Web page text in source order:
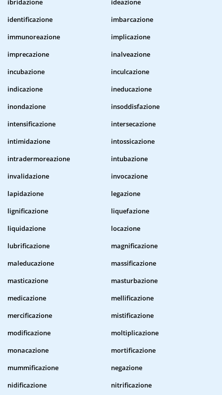
ibridazione
ideazione
identificazione
imbarcazione
immunoreazione
implicazione
imprecazione
inalveazione
incubazione
inculcazione
indicazione
ineducazione
inondazione
insoddisfazione
intensificazione
intersecazione
intimidazione
intossicazione
intradermoreazione
intubazione
invalidazione
invocazione
lapidazione
legazione
lignificazione
liquefazione
liquidazione
locazione
lubrificazione
magnificazione
maleducazione
massificazione
masticazione
masturbazione
medicazione
mellificazione
mercificazione
mistificazione
modificazione
moltiplicazione
monacazione
mortificazione
mummificazione
negazione
nidificazione
nitrificazione